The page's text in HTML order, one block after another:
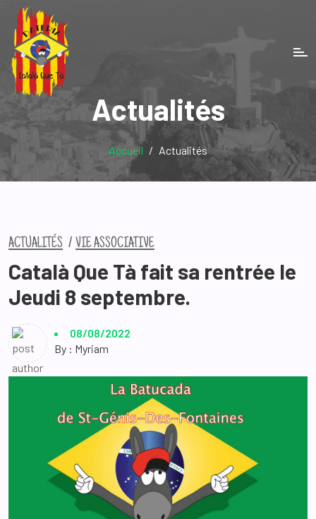
Actualités
Accueil Actualités
ACTUALITÉS VIE ASSOCIATIVE
Català Que Tà fait sa rentrée le
Jeudi 8 septembre.
08/08/2022
By : Myriam